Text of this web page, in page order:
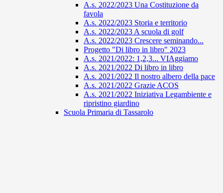
A.s. 2022/2023 Una Costituzione da
favola
A.s. 2022/2023 Storia e territorio
A.s. 2022/2023 A scuola di golf
A.s. 2022/2023 Crescere seminando...
Progetto "Di libro in libro" 2023
A.s. 2021/2022: 1,2,3... VIAggiamo
A.s. 2021/2022 Di libro in libro
A.s. 2021/2022 Il nostro albero della pace
A.s. 2021/2022 Grazie ACOS
A.s. 2021/2022 Iniziativa Legambiente e
ripristino giardino
Scuola Primaria di Tassarolo